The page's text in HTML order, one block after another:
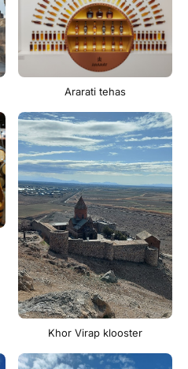
Ararati tehas
Khor Virap klooster